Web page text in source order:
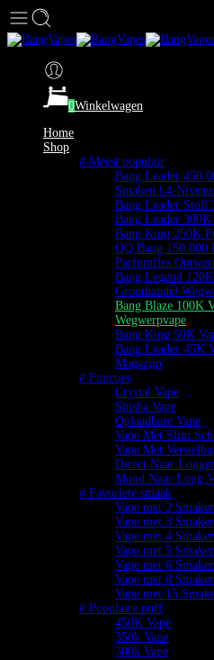
0Winkelwagen
Home
Shop
# Meest populair
Bang Leader
Smaken | 4-
Bang Leader Stoll
Bang Leader
Bang King 250K
QQ Bang 150.000
Parfumfles
Bang Legend
Groothandel
Bang Blaze 100K
Wegwerpvape
Bang King 50K
Bang Leader 45K
Magazijn
# Functies
Crystal Vape
Shisha Vape
Oplaadbare Vape
Vape Met Slim
Vape Met
Direct Naar
Mond Naar Long
# Favoriete smaak
Vape met 2
Vape met 3
Vape met 4
Vape met 5
Vape met 6
Vape met 8
Vape met 15
# Populaire puff
450K Vape
350k Vape
300k Vape